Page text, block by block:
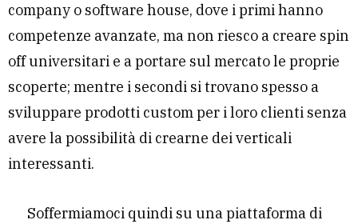
company o software house, dove i primi hanno
competenze avanzate, ma non riesco a creare spin
off universitari e a portare sul mercato le proprie
scoperte; mentre i secondi si trovano spesso a
sviluppare prodotti custom per i loro clienti senza
avere la possibilità di crearne dei verticali
interessanti.
Soffermiamoci quindi su una piattaforma di